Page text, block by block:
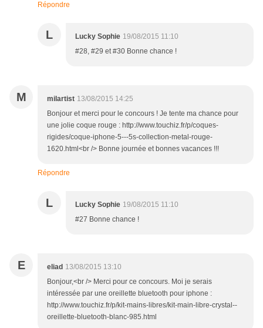
Répondre
L Lucky Sophie 19/08/2015 11:10
#28, #29 et #30 Bonne chance !
M milartist 13/08/2015 14:25
Bonjour et merci pour le concours ! Je tente ma chance pour
une jolie coque rouge : http://www.touchiz.fr/p/coques-
rigides/coque-iphone-5---5s-collection-metal-rouge-
1620.html<br /> Bonne journée et bonnes vacances !!!
Répondre
L Lucky Sophie 19/08/2015 11:10
#27 Bonne chance !
E eliad 13/08/2015 13:10
Bonjour,<br /> Merci pour ce concours. Moi je serais
intéressée par une oreillette bluetooth pour iphone :
http://www.touchiz.fr/p/kit-mains-libres/kit-main-libre-crystal--
oreillette-bluetooth-blanc-985.html